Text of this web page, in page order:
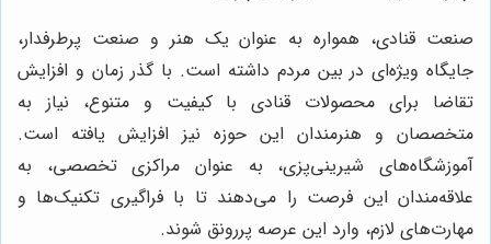
صنعت قنادی، همواره به عنوان یک هنر و صنعت پرطرفدار،
جایگاه ویژه‌ای در بین مردم داشته است. با گذر زمان و افزایش
تقاضا برای محصولات قنادی با کیفیت و متنوع، نیاز به
متخصصان و هنرمندان این حوزه نیز افزایش یافته است.
آموزشگاه‌های شیرینی‌پزی، به عنوان مراکزی تخصصی، به
علاقه‌مندان این فرصت را می‌دهند تا با فراگیری تکنیک‌ها و
مهارت‌های لازم، وارد این عرصه پررونق شوند.